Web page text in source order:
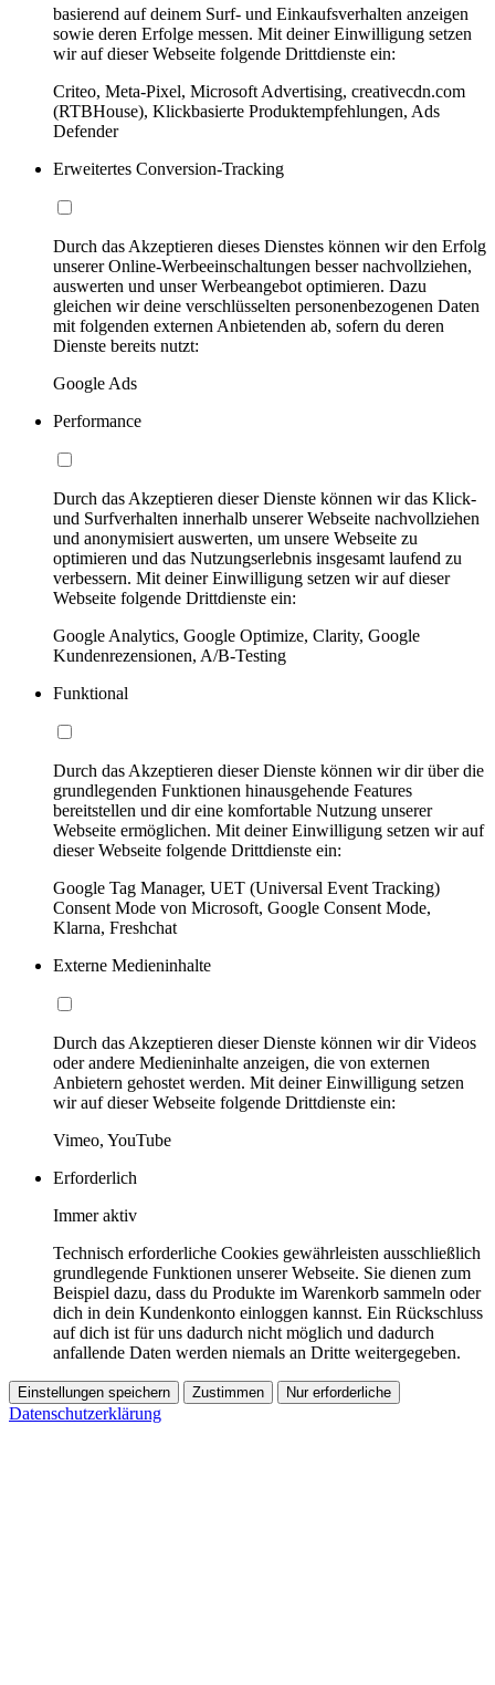
basierend auf deinem Surf- und Einkaufsverhalten anzeigen
sowie deren Erfolge messen. Mit deiner Einwilligung setzen
wir auf dieser Webseite folgende Drittdienste ein:
Criteo, Meta-Pixel, Microsoft Advertising, creativecdn.com
(RTBHouse), Klickbasierte Produktempfehlungen, Ads
Defender
Erweitertes Conversion-Tracking
Durch das Akzeptieren dieses Dienstes können wir den Erfolg
unserer Online-Werbeeinschaltungen besser nachvollziehen,
auswerten und unser Werbeangebot optimieren. Dazu
gleichen wir deine verschlüsselten personenbezogenen Daten
mit folgenden externen Anbietenden ab, sofern du deren
Dienste bereits nutzt:
Google Ads
Performance
Durch das Akzeptieren dieser Dienste können wir das Klick-
und Surfverhalten innerhalb unserer Webseite nachvollziehen
und anonymisiert auswerten, um unsere Webseite zu
optimieren und das Nutzungserlebnis insgesamt laufend zu
verbessern. Mit deiner Einwilligung setzen wir auf dieser
Webseite folgende Drittdienste ein:
Google Analytics, Google Optimize, Clarity, Google
Kundenrezensionen, A/B-Testing
Funktional
Durch das Akzeptieren dieser Dienste können wir dir über die
grundlegenden Funktionen hinausgehende Features
bereitstellen und dir eine komfortable Nutzung unserer
Webseite ermöglichen. Mit deiner Einwilligung setzen wir auf
dieser Webseite folgende Drittdienste ein:
Google Tag Manager, UET (Universal Event Tracking)
Consent Mode von Microsoft, Google Consent Mode,
Klarna, Freshchat
Externe Medieninhalte
Durch das Akzeptieren dieser Dienste können wir dir Videos
oder andere Medieninhalte anzeigen, die von externen
Anbietern gehostet werden. Mit deiner Einwilligung setzen
wir auf dieser Webseite folgende Drittdienste ein:
Vimeo, YouTube
Erforderlich
Immer aktiv
Technisch erforderliche Cookies gewährleisten ausschließlich
grundlegende Funktionen unserer Webseite. Sie dienen zum
Beispiel dazu, dass du Produkte im Warenkorb sammeln oder
dich in dein Kundenkonto einloggen kannst. Ein Rückschluss
auf dich ist für uns dadurch nicht möglich und dadurch
anfallende Daten werden niemals an Dritte weitergegeben.
Einstellungen speichern Zustimmen Nur erforderliche
Datenschutzerklärung